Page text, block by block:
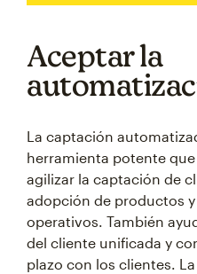
Aceptar la
La captación
herramienta potente que
agilizar la captación de
adopción de productos
operativos. También
del cliente unificada y
plazo con los clientes.